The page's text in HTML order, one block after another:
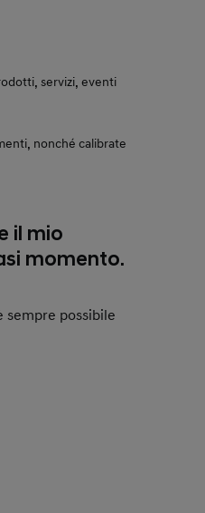
servizi, eventi
nonché calibrate
il mio
momento.
possibile